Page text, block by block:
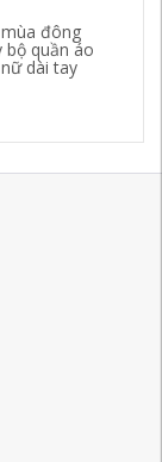
đông
quần áo
dài tay